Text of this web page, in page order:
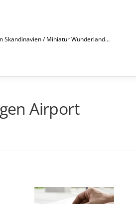
Skandinavien / Miniatur Wunderland…
Airport